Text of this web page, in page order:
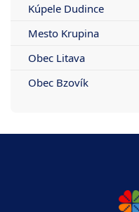
Kúpele Dudince
Mesto Krupina
Obec Litava
Obec Bzovík